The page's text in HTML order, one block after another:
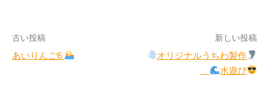
投
稿
古い投稿
あいりんご6
新しい投稿
オリジナルうちわ製作
水遊び